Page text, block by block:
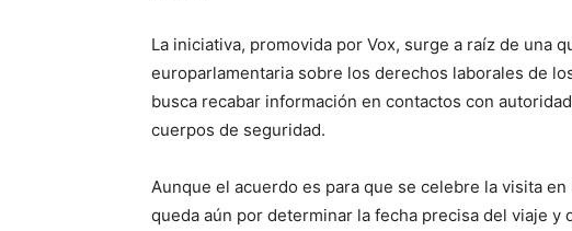
La iniciativa, promovida por Vox, surge a raíz de una
europarlamentaria sobre los derechos laborales de
busca recabar información en contactos con
cuerpos de seguridad.
Aunque el acuerdo es para que se celebre la visita
queda aún por determinar la fecha precisa del viaje